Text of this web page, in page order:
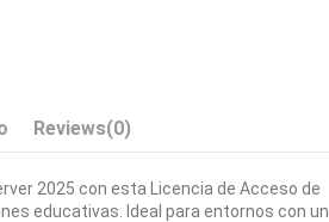
Reviews(0)
2025 con esta Licencia de Acceso de
educativas. Ideal para entornos con un